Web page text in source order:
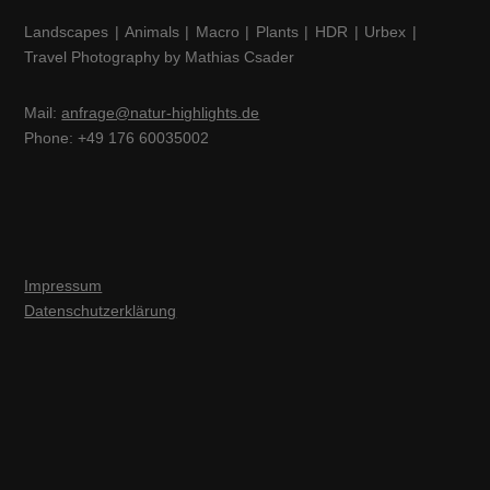
Landscapes | Animals | Macro | Plants | HDR | Urbex |
Travel Photography by Mathias Csader
Mail:anfrage@natur-highlights.de
Phone: +49 176 60035002
Impressum
Datenschutzerklärung